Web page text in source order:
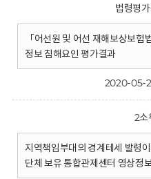
법령평
「어선원 및 어선 재해보상보
정보 침해요인 평가결과
2020-05-
2소
지역책임부대의 경계테세 발령
단체 보유 통합관제센터 영상정